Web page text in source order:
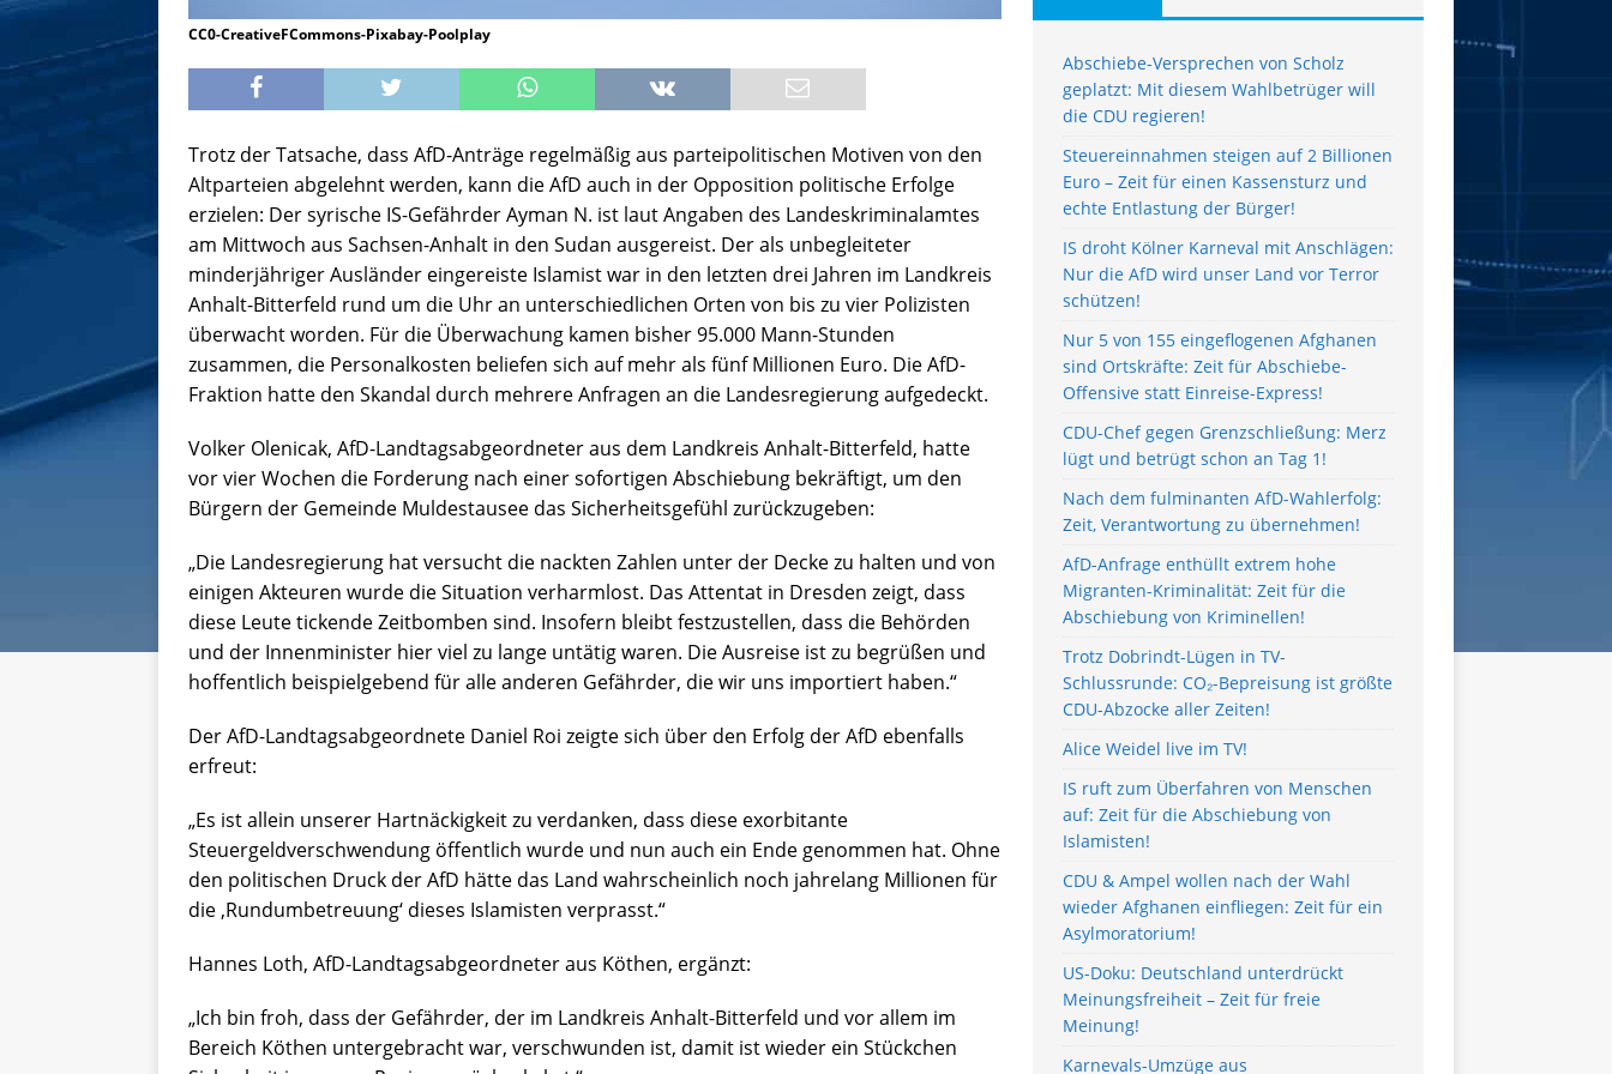
CC0-CreativeFCommons-Pixabay-Poolplay
Trotz der Tatsache, dass AfD-Anträge regelmäßig aus parteipolitischen Motiven von den
Altparteien abgelehnt werden, kann die AfD auch in der Opposition politische Erfolge
erzielen: Der syrische IS-Gefährder Ayman N. ist laut Angaben des Landeskriminalamtes
am Mittwoch aus Sachsen-Anhalt in den Sudan ausgereist. Der als unbegleiteter
minderjähriger Ausländer eingereiste Islamist war in den letzten drei Jahren im Landkreis
Anhalt-Bitterfeld rund um die Uhr an unterschiedlichen Orten von bis zu vier Polizisten
überwacht worden. Für die Überwachung kamen bisher 95.000 Mann-Stunden
zusammen, die Personalkosten beliefen sich auf mehr als fünf Millionen Euro. Die AfD-
Fraktion hatte den Skandal durch mehrere Anfragen an die Landesregierung aufgedeckt.
Volker Olenicak, AfD-Landtagsabgeordneter aus dem Landkreis Anhalt-Bitterfeld, hatte
vor vier Wochen die Forderung nach einer sofortigen Abschiebung bekräftigt, um den
Bürgern der Gemeinde Muldestausee das Sicherheitsgefühl zurückzugeben:
„Die Landesregierung hat versucht die nackten Zahlen unter der Decke zu halten und von
einigen Akteuren wurde die Situation verharmlost. Das Attentat in Dresden zeigt, dass
diese Leute tickende Zeitbomben sind. Insofern bleibt festzustellen, dass die Behörden
und der Innenminister hier viel zu lange untätig waren. Die Ausreise ist zu begrüßen und
hoffentlich beispielgebend für alle anderen Gefährder, die wir uns importiert haben.“
Der AfD-Landtagsabgeordnete Daniel Roi zeigte sich über den Erfolg der AfD ebenfalls
erfreut:
„Es ist allein unserer Hartnäckigkeit zu verdanken, dass diese exorbitante
Steuergeldverschwendung öffentlich wurde und nun auch ein Ende genommen hat. Ohne
den politischen Druck der AfD hätte das Land wahrscheinlich noch jahrelang Millionen für
die ,Rundumbetreuung‘ dieses Islamisten verprasst.“
Hannes Loth, AfD-Landtagsabgeordneter aus Köthen, ergänzt:
„Ich bin froh, dass der Gefährder, der im Landkreis Anhalt-Bitterfeld und vor allem im
Bereich Köthen untergebracht war, verschwunden ist, damit ist wieder ein Stückchen
Abschiebe-Versprechen von Scholz
geplatzt: Mit diesem Wahlbetrüger will
die CDU regieren!
Steuereinnahmen steigen auf 2 Billionen
Euro – Zeit für einen Kassensturz und
echte Entlastung der Bürger!
IS droht Kölner Karneval mit Anschlägen:
Nur die AfD wird unser Land vor Terror
schützen!
Nur 5 von 155 eingeflogenen Afghanen
sind Ortskräfte: Zeit für Abschiebe-
Offensive statt Einreise-Express!
CDU-Chef gegen Grenzschließung: Merz
lügt und betrügt schon an Tag 1!
Nach dem fulminanten AfD-Wahlerfolg:
Zeit, Verantwortung zu übernehmen!
AfD-Anfrage enthüllt extrem hohe
Migranten-Kriminalität: Zeit für die
Abschiebung von Kriminellen!
Trotz Dobrindt-Lügen in TV-
Schlussrunde: CO₂-Bepreisung ist größte
CDU-Abzocke aller Zeiten!
Alice Weidel live im TV!
IS ruft zum Überfahren von Menschen
auf: Zeit für die Abschiebung von
Islamisten!
CDU & Ampel wollen nach der Wahl
wieder Afghanen einfliegen: Zeit für ein
Asylmoratorium!
US-Doku: Deutschland unterdrückt
Meinungsfreiheit – Zeit für freie
Meinung!
Karnevals-Umzüge aus